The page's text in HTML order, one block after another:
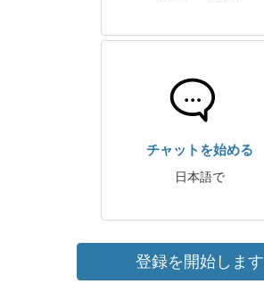
チャットを始める
日本語で
登録を開始します